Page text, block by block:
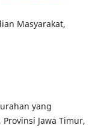
Masyarakat,
yang
Jawa Timur,